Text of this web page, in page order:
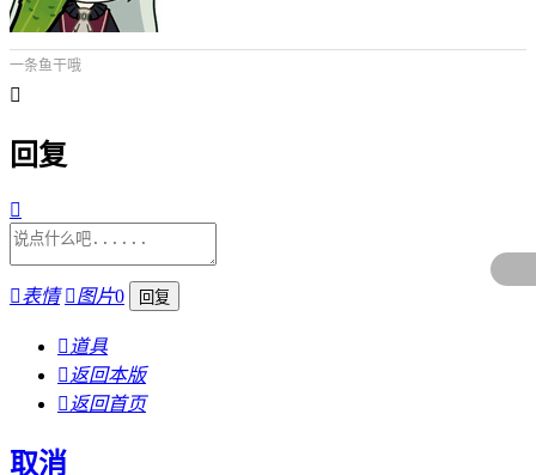
一条鱼干哦

回复

表情 图片0
道具
返回本版
返回首页
取消